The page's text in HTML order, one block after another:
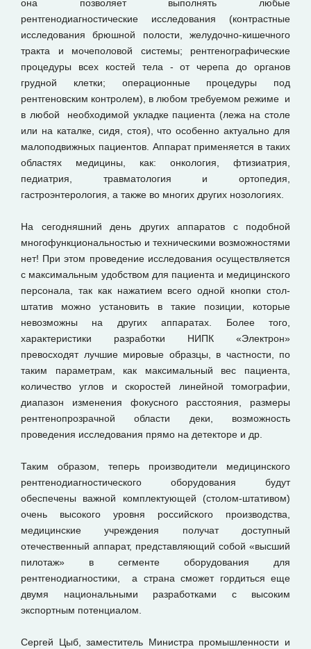
она позволяет выполнять любые
рентгенодиагностические исследования (контрастные
исследования брюшной полости, желудочно-кишечного
тракта и мочеполовой системы; рентгенографические
процедуры всех костей тела - от черепа до органов
грудной клетки; операционные процедуры под
рентгеновским контролем), в любом требуемом режиме и
в любой необходимой укладке пациента (лежа на столе
или на каталке, сидя, стоя), что особенно актуально для
малоподвижных пациентов. Аппарат применяется в таких
областях медицины, как: онкология, фтизиатрия,
педиатрия, травматология и ортопедия,
гастроэнтерология, а также во многих других нозологиях.
На сегодняшний день других аппаратов с подобной
многофункциональностью и техническими возможностями
нет! При этом проведение исследования осуществляется
с максимальным удобством для пациента и медицинского
персонала, так как нажатием всего одной кнопки стол-
штатив можно установить в такие позиции, которые
невозможны на других аппаратах. Более того,
характеристики разработки НИПК «Электрон»
превосходят лучшие мировые образцы, в частности, по
таким параметрам, как максимальный вес пациента,
количество углов и скоростей линейной томографии,
диапазон изменения фокусного расстояния, размеры
рентгенопрозрачной области деки, возможность
проведения исследования прямо на детекторе и др.
Таким образом, теперь производители медицинского
рентгенодиагностического оборудования будут
обеспечены важной комплектующей (столом-штативом)
очень высокого уровня российского производства,
медицинские учреждения получат доступный
отечественный аппарат, представляющий собой «высший
пилотаж» в сегменте оборудования для
рентгенодиагностики, а страна сможет гордиться еще
двумя национальными разработками с высоким
экспортным потенциалом.
Сергей Цыб, заместитель Министра промышленности и